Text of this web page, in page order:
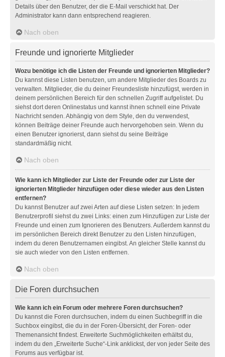
Details über den Benutzer, der die E-Mail verschickt hat. Der
Administrator kann dann entsprechend reagieren.
Nach oben
Freunde und ignorierte Mitglieder
Wozu benötige ich die Listen der Freunde und ignorierten Mitglieder?
Du kannst diese Listen benutzen, um andere Mitglieder des Boards zu
verwalten. Mitglieder, die du deiner Freundesliste hinzufügst, werden in
deinem persönlichen Bereich für den schnellen Zugriff aufgelistet. Du
siehst dort deren Onlinestatus und kannst ihnen schnell eine Private
Nachricht senden. Abhängig von dem Style, den du verwendest,
können Beiträge deiner Freunde auch hervorgehoben sein. Wenn du
einen Benutzer ignorierst, dann siehst du seine Beiträge
standardmäßig nicht.
Nach oben
Wie kann ich Mitglieder zur Liste der Freunde oder zur Liste der
ignorierten Mitglieder hinzufügen oder diese wieder aus den Listen
entfernen?
Du kannst Benutzer auf zwei Arten auf diese Listen setzen: In jedem
Benutzerprofil siehst du zwei Links: einen zum Hinzufügen zur Liste der
Freunde und einen zum Ignorieren des Benutzers. Außerdem kannst du
im persönlichen Bereich direkt Benutzer zu den Listen hinzufügen,
indem du deren Benutzernamen eingibst. An gleicher Stelle kannst du
sie auch wieder von den Listen entfernen.
Nach oben
Die Foren durchsuchen
Wie kann ich ein Forum oder mehrere Foren durchsuchen?
Du kannst die Foren durchsuchen, indem du einen Suchbegriff in die
Suchbox eingibst, die du in der Foren-Übersicht, der Foren- oder
Themenansicht findest. Erweiterte Suchmöglichkeiten erhältst du,
indem du den „Erweiterte Suche“-Link anklickst, der von jeder Seite des
Forums aus verfügbar ist.